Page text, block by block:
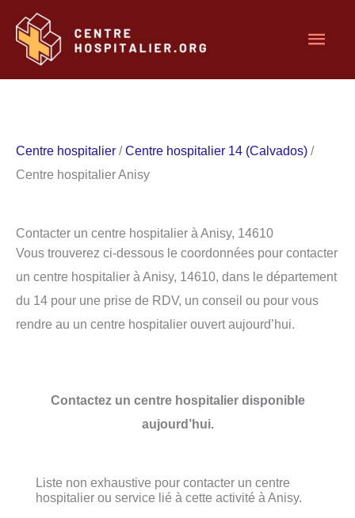
contenu
Centre hospitalier /Centre hospitalier 14 (Calvados) /
Centre hospitalier Anisy
Contacter un centre hospitalier à Anisy, 14610
Vous trouverez ci-dessous le coordonnées pour contacter
un centre hospitalier à Anisy, 14610, dans le département
du 14 pour une prise de RDV, un conseil ou pour vous
rendre au un centre hospitalier ouvert aujourd’hui.
Contactez un centre hospitalier disponible
aujourd’hui.
Liste non exhaustive pour contacter un centre
hospitalier ou service lié à cette activité à Anisy.